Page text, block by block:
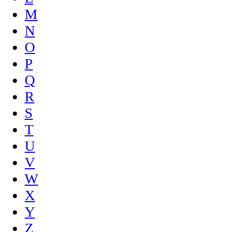
M
N
O
P
Q
R
S
T
U
V
W
X
Y
Z